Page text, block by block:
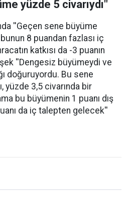
yüzde 5 civarıydı"
''Geçen sene büyüme
8 puandan fazlası iç
katkısı da -3 puanın
''Dengesiz büyümeydi ve
doğuruyordu. Bu sene
yüzde 3,5 civarında bir
bu büyümenin 1 puanı dış
da iç talepten gelecek''